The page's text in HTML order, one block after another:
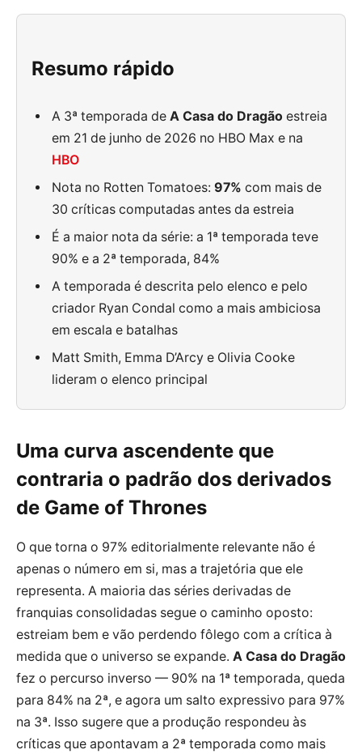
Resumo rápido
A 3ª temporada deA Casa do Dragão estreia
em 21 de junho de 2026 no HBO Max e na
HBO
Nota no Rotten Tomatoes:97% com mais de
30 críticas computadas antes da estreia
É a maior nota da série: a 1ª temporada teve
90% e a 2ª temporada, 84%
A temporada é descrita pelo elenco e pelo
criador Ryan Condal como a mais ambiciosa
em escala e batalhas
Matt Smith, Emma D’Arcy e Olivia Cooke
lideram o elenco principal
Uma curva ascendente que
contraria o padrão dos derivados
de Game of Thrones
O que torna o 97% editorialmente relevante não é
apenas o número em si, mas a trajetória que ele
representa. A maioria das séries derivadas de
franquias consolidadas segue o caminho oposto:
estreiam bem e vão perdendo fôlego com a crítica à
medida que o universo se expande. A Casa do Dragão
fez o percurso inverso — 90% na 1ª temporada, queda
para 84% na 2ª, e agora um salto expressivo para 97%
na 3ª. Isso sugere que a produção respondeu às
críticas que apontavam a 2ª temporada como mais